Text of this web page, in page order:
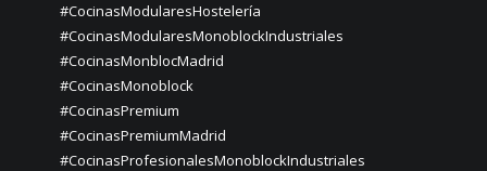
#CocinasModularesHostelería
#CocinasModularesMonoblockIndustriales
#CocinasMonblocMadrid
#CocinasMonoblock
#CocinasPremium
#CocinasPremiumMadrid
#CocinasProfesionalesMonoblockIndustriales